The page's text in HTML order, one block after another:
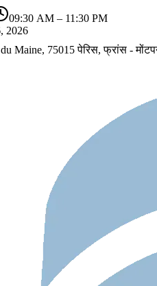
09:30 AM – 11:30 PM
2026
Maine, 75015 पेरिस, फ्रांस -